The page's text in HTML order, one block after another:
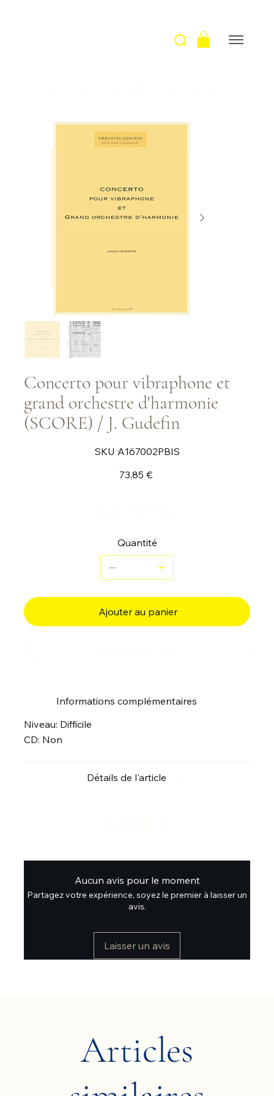
Concerto pour vibraphone et
grand orchestre d'harmonie
(SCORE) / J. Gudefin
SKU :SKU
A167002PBIS
A167002PBIS
73,85 €
Quantité
Ajouter au panier
Informations complémentaires
Niveau: Difficile
CD: Non
Détails de l'article
Aucun avis pour le moment
Partagez votre expérience, soyez le premier à laisser un
avis.
Laisser un avis
Articles